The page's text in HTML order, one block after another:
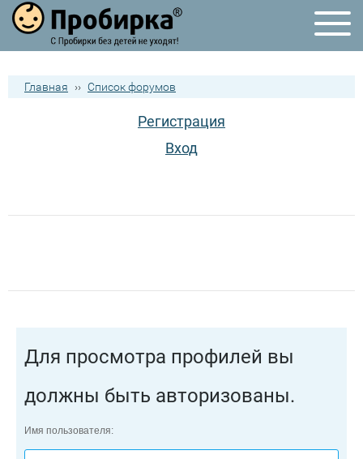
Главная ›› Список форумов
Регистрация
Вход
Для просмотра профилей вы
должны быть авторизованы.
Имя пользователя: